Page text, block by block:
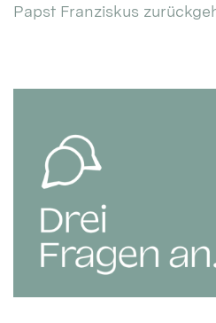
Papst Franziskus